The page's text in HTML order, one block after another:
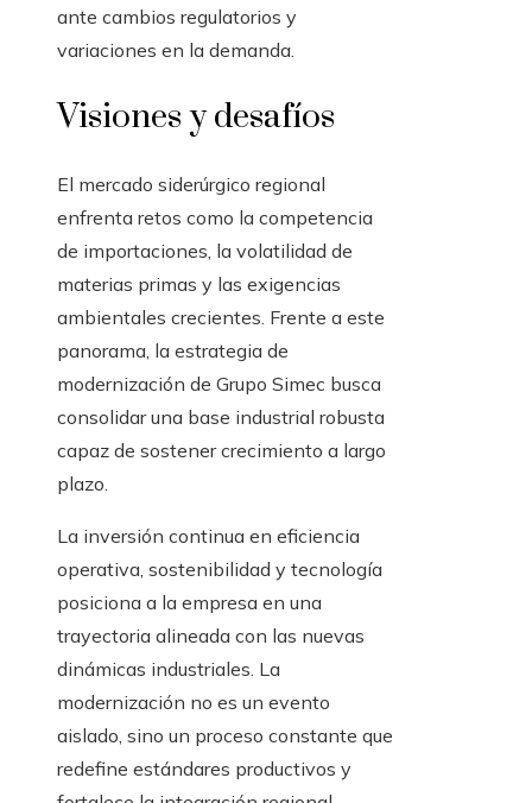
ante cambios regulatorios y
variaciones en la demanda.
Visiones y desafíos
El mercado siderúrgico regional
enfrenta retos como la competencia
de importaciones, la volatilidad de
materias primas y las exigencias
ambientales crecientes. Frente a este
panorama, la estrategia de
modernización de Grupo Simec busca
consolidar una base industrial robusta
capaz de sostener crecimiento a largo
plazo.
La inversión continua en eficiencia
operativa, sostenibilidad y tecnología
posiciona a la empresa en una
trayectoria alineada con las nuevas
dinámicas industriales. La
modernización no es un evento
aislado, sino un proceso constante que
redefine estándares productivos y